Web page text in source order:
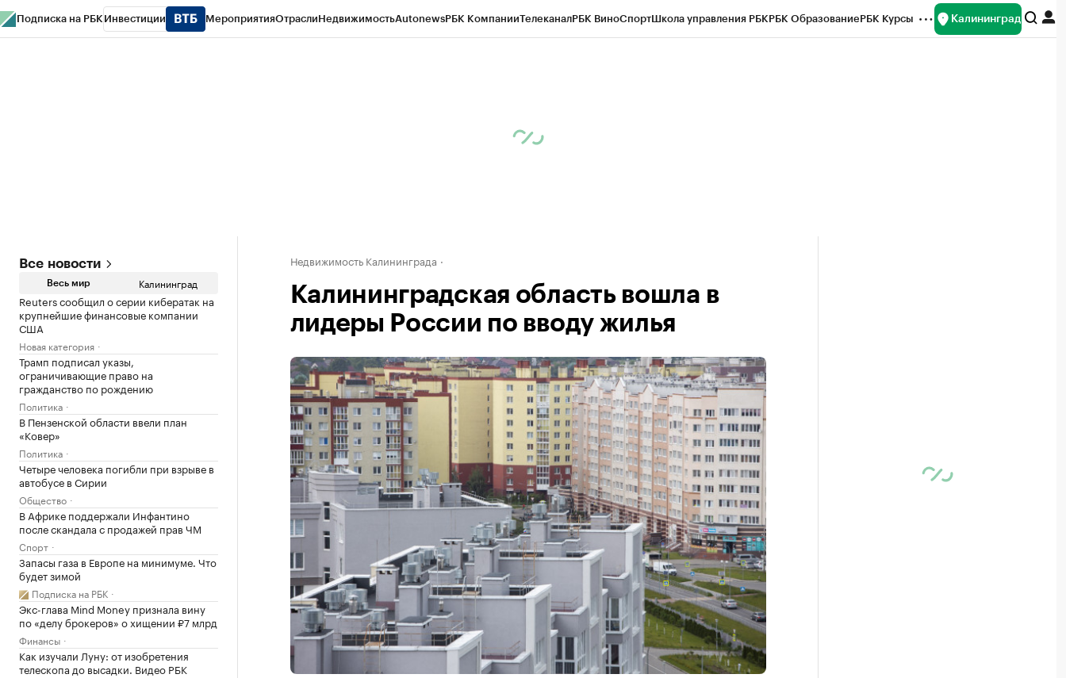
Подписка на РБК Инвестиции МероприятияОтраслиНедвижимостьAutonewsРБК КомпанииТелеканалРБК ВиноСпортШкола управления РБКРБК ОбразованиеРБК Курсы Калининград
Все новости
Весь мир Калининград
Reuters сообщил о серии кибератак на
крупнейшие финансовые компании
США
Новая категория
Трамп подписал указы,
ограничивающие право на
гражданство по рождению
Политика
В Пензенской области ввели план
«Ковер»
Политика
Четыре человека погибли при взрыве в
автобусе в Сирии
Общество
В Африке поддержали Инфантино
после скандала с продажей прав ЧМ
Спорт
Запасы газа в Европе на минимуме. Что
будет зимой
Подписка на РБК
Экс-глава Mind Money признала вину
по «делу брокеров» о хищении ₽7 млрд
Финансы
Как изучали Луну: от изобретения
телескопа до высадки. Видео РБК
Недвижимость Калининграда
Калининградская область вошла в
лидеры России по вводу жилья